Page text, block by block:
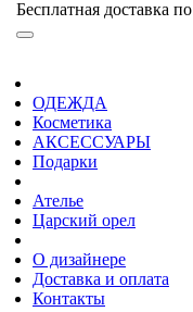
Бесплатная доставка
ОДЕЖДА
Косметика
АКСЕССУАРЫ
Подарки
Ателье
Царский орел
О дизайнере
Доставка и оплата
Контакты